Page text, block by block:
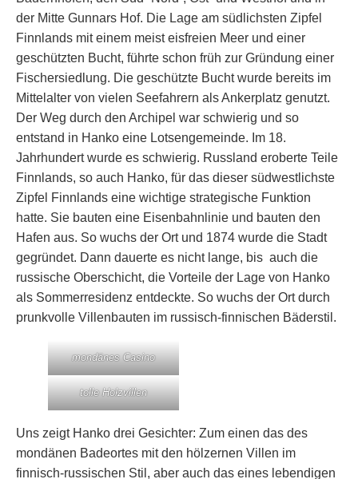
der Mitte Gunnars Hof. Die Lage am südlichsten Zipfel
Finnlands mit einem meist eisfreien Meer und einer
geschützten Bucht, führte schon früh zur Gründung einer
Fischersiedlung. Die geschützte Bucht wurde bereits im
Mittelalter von vielen Seefahrern als Ankerplatz genutzt.
Der Weg durch den Archipel war schwierig und so
entstand in Hanko eine Lotsengemeinde. Im 18.
Jahrhundert wurde es schwierig. Russland eroberte Teile
Finnlands, so auch Hanko, für das dieser südwestlichste
Zipfel Finnlands eine wichtige strategische Funktion
hatte. Sie bauten eine Eisenbahnlinie und bauten den
Hafen aus. So wuchs der Ort und 1874 wurde die Stadt
gegründet. Dann dauerte es nicht lange, bis auch die
russische Oberschicht, die Vorteile der Lage von Hanko
als Sommerresidenz entdeckte. So wuchs der Ort durch
prunkvolle Villenbauten im russisch-finnischen Bäderstil.
mondänes Casino
tolle Holzvillen
Uns zeigt Hanko drei Gesichter: Zum einen das des
mondänen Badeortes mit den hölzernen Villen im
finnisch-russischen Stil, aber auch das eines lebendigen